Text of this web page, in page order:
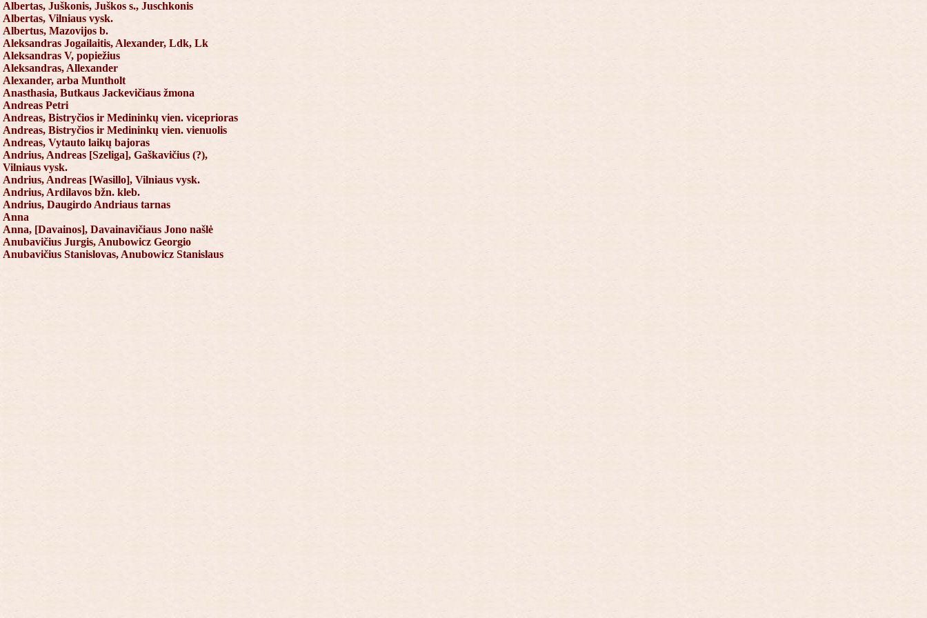
Albertas, Juškonis, Juškos s., Juschkonis
Albertas, Vilniaus vysk.
Albertus, Mazovijos b.
Aleksandras Jogailaitis, Alexander, Ldk, Lk
Aleksandras V, popiežius
Aleksandras, Allexander
Alexander, arba Muntholt
Anasthasia, Butkaus Jackevičiaus žmona
Andreas Petri
Andreas, Bistryčios ir Medininkų vien. viceprioras
Andreas, Bistryčios ir Medininkų vien. vienuolis
Andreas, Vytauto laikų bajoras
Andrius, Andreas [Szeliga], Gaškavičius (?),
Vilniaus vysk.
Andrius, Andreas [Wasillo], Vilniaus vysk.
Andrius, Ardilavos bžn. kleb.
Andrius, Daugirdo Andriaus tarnas
Anna
Anna, [Davainos], Davainavičiaus Jono našlė
Anubavičius Jurgis, Anubowicz Georgio
Anubavičius Stanislovas, Anubowicz Stanislaus